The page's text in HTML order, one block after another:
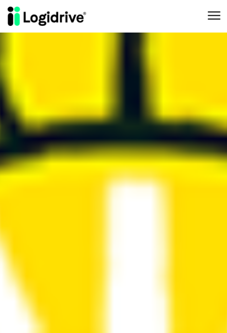
Aller au contenu principal